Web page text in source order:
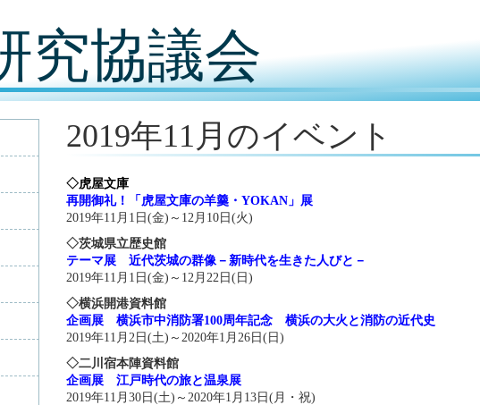
究協議会
2019年11月のイベント
◇虎屋文庫
再開御礼！「虎屋文庫の羊羹・YOKAN」展
2019年11月1日(金)～12月10日(火)
◇茨城県立歴史館
テーマ展 近代茨城の群像－新時代を生きた人びと－
2019年11月1日(金)～12月22日(日)
◇横浜開港資料館
企画展 横浜市中消防署100周年記念 横浜の大火と消防の近代史
2019年11月2日(土)～2020年1月26日(日)
◇二川宿本陣資料館
企画展 江戸時代の旅と温泉展
2019年11月30日(土)～2020年1月13日(月・祝)